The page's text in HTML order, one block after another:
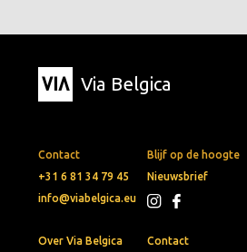
Via Belgica
Contact
+31 6 81 34 79 45
info@viabelgica.eu
Blijf op de hoogte
Nieuwsbrief
Over Via Belgica
Contact